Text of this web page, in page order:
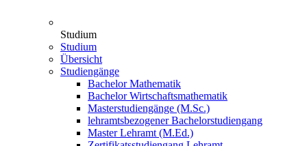
Studium
Studium
Übersicht
Studiengänge
Bachelor Mathematik
Bachelor Wirtschaftsmathematik
Masterstudiengänge (M.Sc.)
lehramtsbezogener Bachelorstudiengang
Master Lehramt (M.Ed.)